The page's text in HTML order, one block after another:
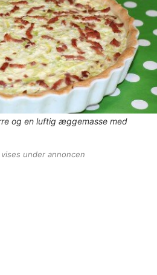
og en luftig æggemasse med
under annoncen